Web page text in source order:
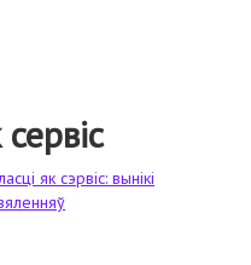
як сэрвіс: вынікі